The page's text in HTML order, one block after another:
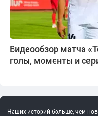
Видеообзор матча
голы, моменты и
Наших историй больше, чем